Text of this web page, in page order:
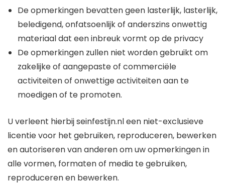
De opmerkingen bevatten geen lasterlijk, lasterlijk,
beledigend, onfatsoenlijk of anderszins onwettig
materiaal dat een inbreuk vormt op de privacy
De opmerkingen zullen niet worden gebruikt om
zakelijke of aangepaste of commerciële
activiteiten of onwettige activiteiten aan te
moedigen of te promoten.
U verleent hierbij seinfestijn.nl een niet-exclusieve
licentie voor het gebruiken, reproduceren, bewerken
en autoriseren van anderen om uw opmerkingen in
alle vormen, formaten of media te gebruiken,
reproduceren en bewerken.